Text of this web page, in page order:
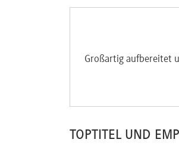
Großartig aufbereitet
TOPTITEL UND